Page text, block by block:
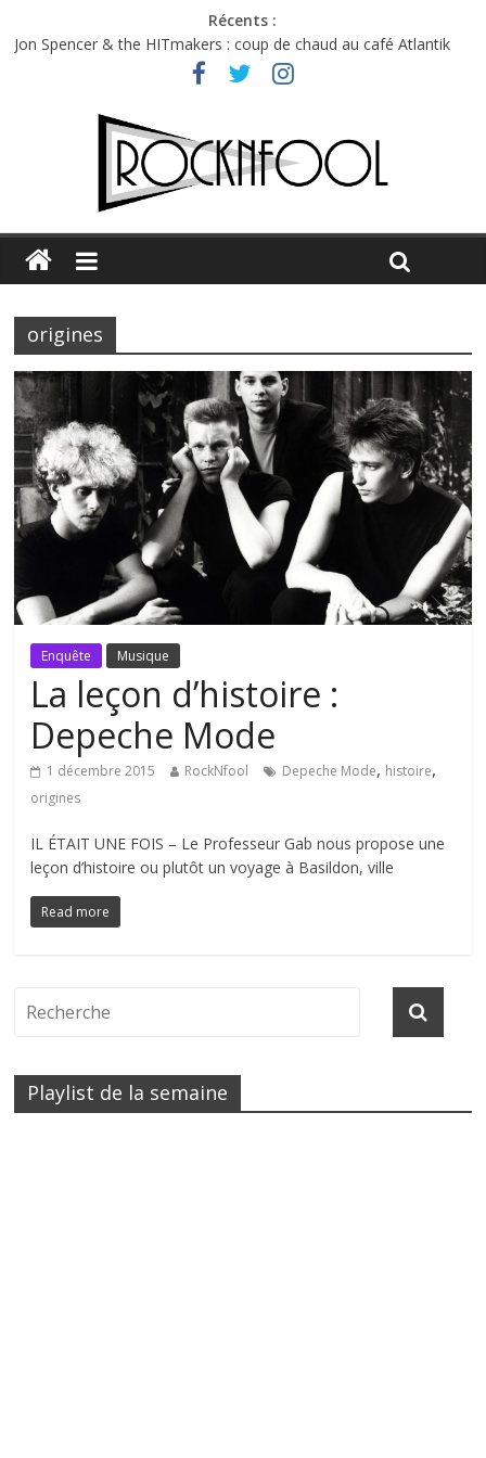
Récents :
Jon Spencer & the HITmakers : coup de chaud au café Atlantik
Hellfest 2026 vendredi : température et émotions en hausse
Hellfest 2026 jeudi : impossible de choisir entre chaleur et bonne
Première édition du Midgard Festival : entre bière, métal et
Charlie Puth à l’Olympia : la leçon de pop du Professeur Puth
origines
Enquête Musique
La leçon d’histoire :
Depeche Mode
1 décembre 2015 RockNfool Depeche Mode, histoire,
origines
IL ÉTAIT UNE FOIS – Le Professeur Gab nous propose une
leçon d’histoire ou plutôt un voyage à Basildon, ville
Read more
Playlist de la semaine